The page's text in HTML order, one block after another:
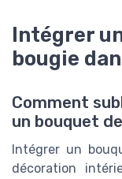
Intégrer
bougie
Comment
un bouquet
Intégrer un
décoration